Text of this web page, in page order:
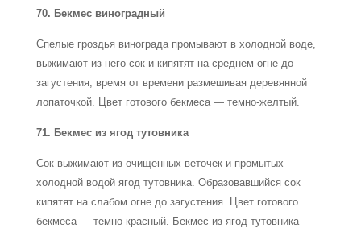
70. Бекмес виноградный
Спелые гроздья винограда промывают в холодной воде,
выжимают из него сок и кипятят на среднем огне до
загустения, время от времени размешивая деревянной
лопаточкой. Цвет готового бекмеса — темно-желтый.
71. Бекмес из ягод тутовника
Сок выжимают из очищенных веточек и промытых
холодной водой ягод тутовника. Образовавшийся сок
кипятят на слабом огне до загустения. Цвет готового
бекмеса — темно-красный. Бекмес из ягод тутовника